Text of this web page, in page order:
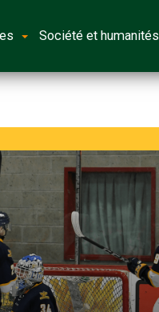
Société et humanités